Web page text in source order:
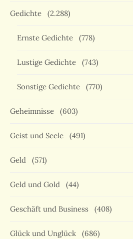
Gedichte (2.288)
Ernste Gedichte (778)
Lustige Gedichte (743)
Sonstige Gedichte (770)
Geheimnisse (603)
Geist und Seele (491)
Geld (571)
Geld und Gold (44)
Geschäft und Business (408)
Glück und Unglück (686)